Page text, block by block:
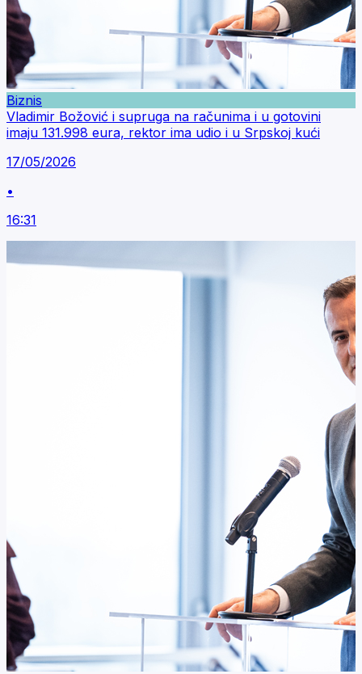
Biznis
Vladimir Božović i supruga na računima i u gotovini
imaju 131.998 eura, rektor ima udio i u Srpskoj kući
17/05/2026
•
16:31